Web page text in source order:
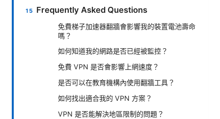
Frequently Asked Questions
免費梯子加速器翻牆會影響我的裝置電池壽命
嗎？
如何知道我的網路是否已經被監控？
免費 VPN 是否會影響上網速度？
是否可以在教育機構內使用翻牆工具？
如何找出適合我的 VPN 方案？
VPN 是否能解決地區限制的問題？